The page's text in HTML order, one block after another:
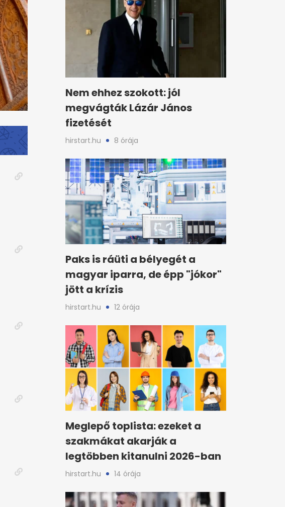
Nem ehhez szokott: jól
megvágták Lázár János
fizetését
hirstart.hu 8 órája
Paks is ráüti a bélyegét a
magyar iparra, de épp "jókor"
jött a krízis
hirstart.hu 12 órája
Meglepő toplista: ezeket a
szakmákat akarják a
legtöbben kitanulni 2026-ban
hirstart.hu 14 órája